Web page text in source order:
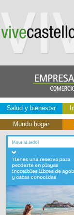
Salud y bienestar
Mundo hogar